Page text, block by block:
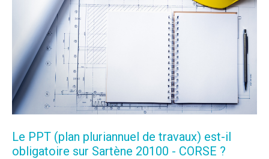
Le PPT (plan pluriannuel de travaux) est-il
obligatoire sur Sartène 20100 - CORSE ?